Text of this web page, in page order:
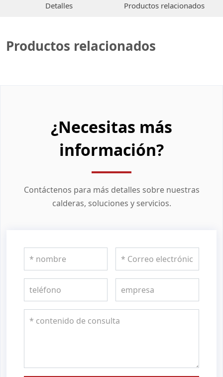
Detalles Productos relacionados
Productos relacionados
¿Necesitas más
información?
Contáctenos para más detalles sobre nuestras
calderas, soluciones y servicios.